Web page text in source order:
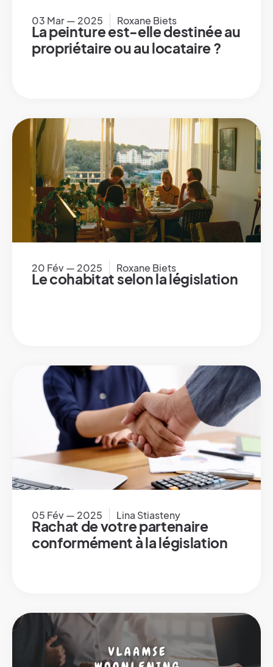
03 Mar — 2025 Roxane Biets
La peinture est-elle destinée au
propriétaire ou au locataire ?
20 Fév — 2025 Roxane Biets
Le cohabitat selon la législation
05 Fév — 2025 Lina Stiasteny
Rachat de votre partenaire
conformément à la législation